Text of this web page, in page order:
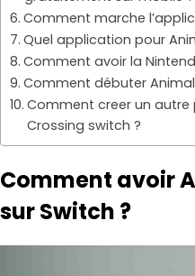
Comment marche
Quel application pour
Comment avoir la
Comment débuter
Comment creer un autre
Crossing switch ?
Comment avoir
sur Switch ?